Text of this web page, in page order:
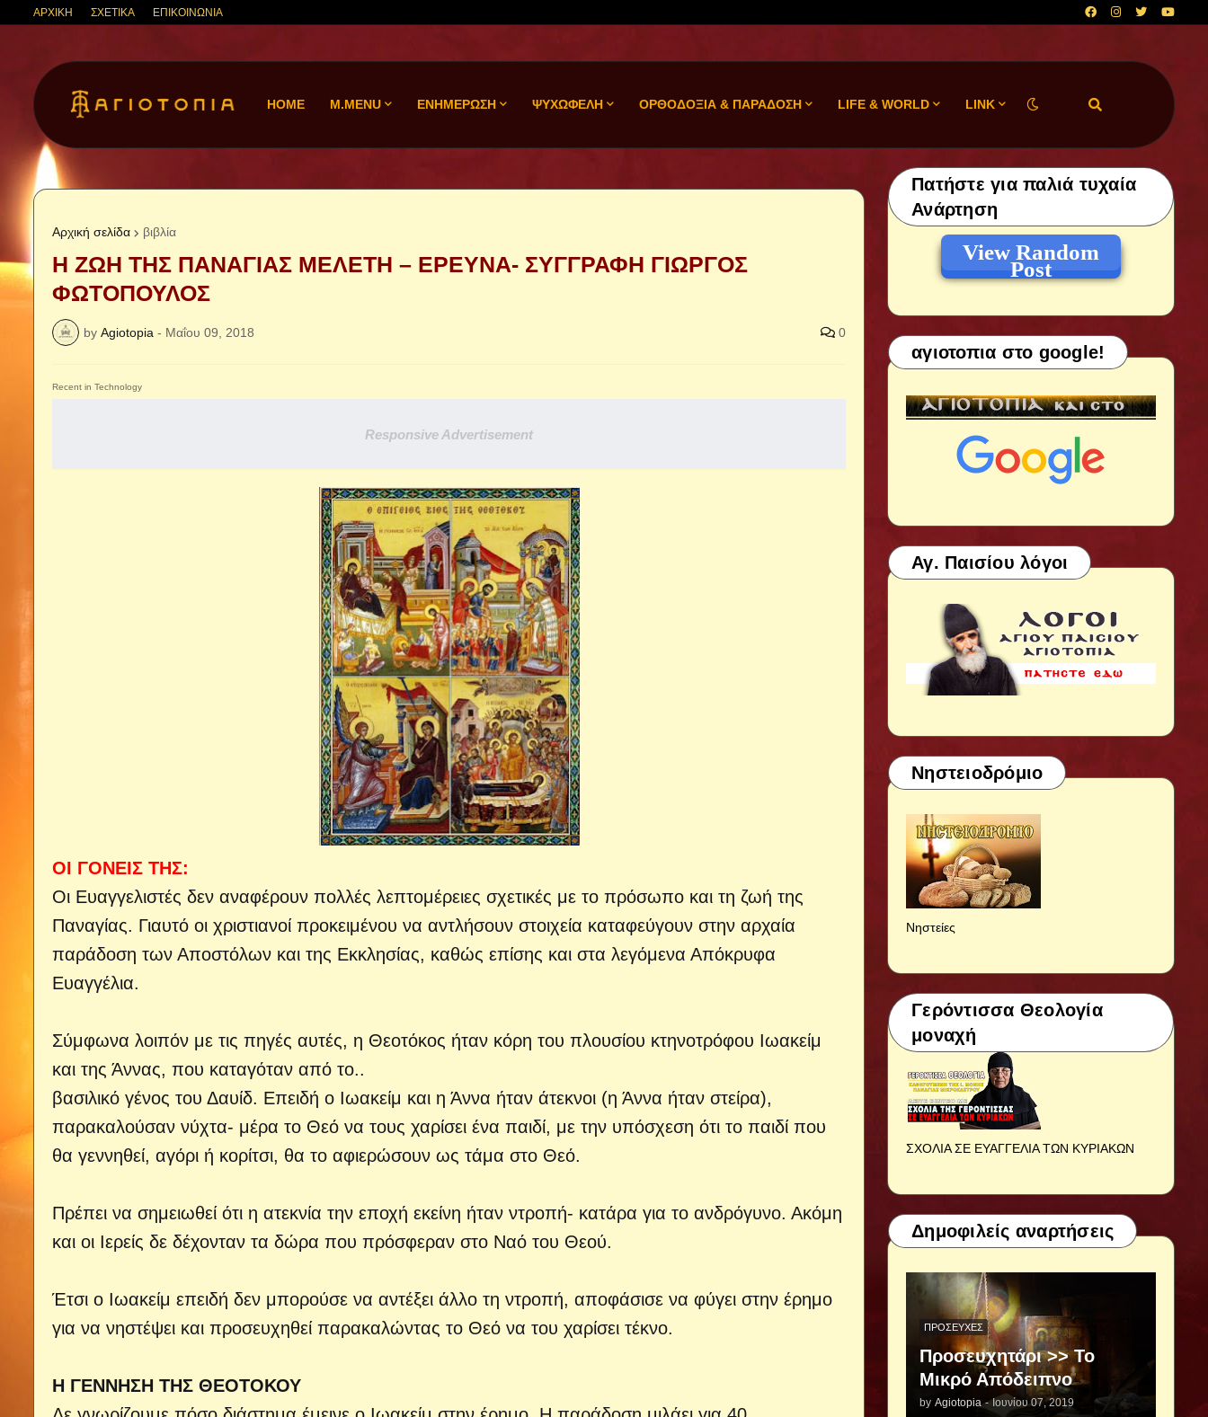
ΑΡΧΙΚΗ ΣΧΕΤΙΚΑ ΕΠΙΚΟΙΝΩΝΙΑ
HOME M.MENU ΕΝΗΜΕΡΩΣΗ ΨΥΧΩΦΕΛΗ ΟΡΘΟΔΟΞΙΑ & ΠΑΡΑΔΟΣΗ LIFE & WORLD LINK
Αρχική σελίδα βιβλία
H ZΩH ΤΗΣ ΠΑΝΑΓΙΑΣ ΜΕΛΕΤΗ – ΕΡΕΥΝΑ- ΣΥΓΓΡΑΦΗ ΓΙΩΡΓΟΣ
ΦΩΤΟΠΟΥΛΟΣ
by Agiotopia - Μαΐου 09, 2018 0
Recent in Technology
Responsive Advertisement
ΟΙ ΓΟΝΕΙΣ ΤΗΣ:
Οι Ευαγγελιστές δεν αναφέρουν πολλές λεπτομέρειες σχετικές με το πρόσωπο και τη ζωή της
Παναγίας. Γιαυτό οι χριστιανοί προκειμένου να αντλήσουν στοιχεία καταφεύγουν στην αρχαία
παράδοση των Αποστόλων και της Εκκλησίας, καθώς επίσης και στα λεγόμενα Απόκρυφα
Ευαγγέλια.
Σύμφωνα λοιπόν με τις πηγές αυτές, η Θεοτόκος ήταν κόρη του πλουσίου κτηνοτρόφου Ιωακείμ
και της Άννας, που καταγόταν από το..
βασιλικό γένος του Δαυίδ. Επειδή ο Ιωακείμ και η Άννα ήταν άτεκνοι (η Άννα ήταν στείρα),
παρακαλούσαν νύχτα- μέρα το Θεό να τους χαρίσει ένα παιδί, με την υπόσχεση ότι το παιδί που
θα γεννηθεί, αγόρι ή κορίτσι, θα το αφιερώσουν ως τάμα στο Θεό.
Πρέπει να σημειωθεί ότι η ατεκνία την εποχή εκείνη ήταν ντροπή- κατάρα για το ανδρόγυνο. Ακόμη
και οι Ιερείς δε δέχονταν τα δώρα που πρόσφεραν στο Ναό του Θεού.
Έτσι ο Ιωακείμ επειδή δεν μπορούσε να αντέξει άλλο τη ντροπή, αποφάσισε να φύγει στην έρημο
για να νηστέψει και προσευχηθεί παρακαλώντας το Θεό να του χαρίσει τέκνο.
Η ΓΕΝΝΗΣΗ ΤΗΣ ΘΕΟΤΟΚΟΥ
Πατήστε για παλιά τυχαία
Ανάρτηση
View Random
Post
αγιοτοπια στο google!
Αγ. Παισίου λόγοι
Νηστειοδρόμιο
Νηστείες
Γερόντισσα Θεολογία
μοναχή
ΣΧΟΛΙΑ ΣΕ ΕΥΑΓΓΕΛΙΑ ΤΩΝ ΚΥΡΙΑΚΩΝ
Δημοφιλείς αναρτήσεις
ΠΡΟΣΕΥΧΈΣ
Προσευχητάρι >> Το
Μικρό Απόδειπνο
by Agiotopia - Ιουνίου 07, 2019